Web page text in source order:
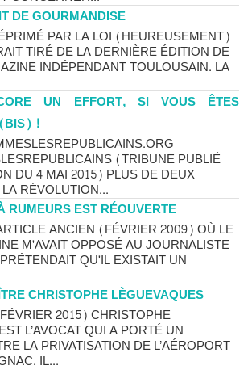
DE GOURMANDISE
PAR LA LOI (HEUREUSEMENT)
TIRÉ DE LA DERNIÈRE ÉDITION DE
INDÉPENDANT TOULOUSAIN. LA
UN EFFORT, SI VOUS ÊTES
!
(TRIBUNE PUBLIÉ
DU 4 MAI 2015) PLUS DE DEUX
RÉVOLUTION...
RUMEURS EST RÉOUVERTE
ANCIEN (FÉVRIER 2009) OÙ LE
M'AVAIT OPPOSÉ AU JOURNALISTE
QU'IL EXISTAIT UN
CHRISTOPHE LÈGUEVAQUES
2015) CHRISTOPHE
L’AVOCAT QUI A PORTÉ UN
LA PRIVATISATION DE L’AÉROPORT
IL...